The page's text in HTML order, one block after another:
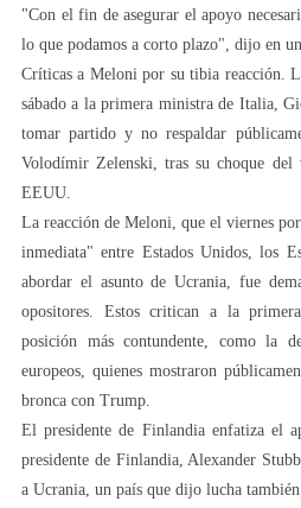
"Con el fin de asegurar el apoyo
lo que podamos a corto plazo", dijo en
Críticas a Meloni por su tibia reacción.
sábado a la primera ministra de Italia,
tomar partido y no respaldar
Volodímir Zelenski, tras su choque del
EEUU.
La reacción de Meloni, que el viernes
inmediata" entre Estados Unidos, los
abordar el asunto de Ucrania, fue
opositores. Estos critican a la
posición más contundente, como la
europeos, quienes mostraron
bronca con Trump.
El presidente de Finlandia enfatiza el
presidente de Finlandia, Alexander
a Ucrania, un país que dijo lucha